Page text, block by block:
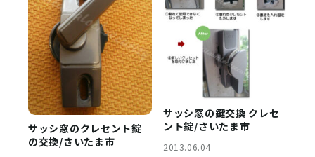
サッシ窓のクレセント錠
の交換/さいたま市
サッシ窓の鍵交換 クレセ
ント錠/さいたま市
2013.06.04